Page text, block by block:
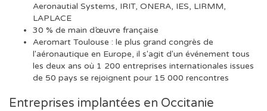
Aeronautial Systems, IRIT, ONERA, IES, LIRMM,
LAPLACE
30 % de main d’œuvre française
Aeromart Toulouse : le plus grand congrès de
l'aéronautique en Europe, il s'agit d'un événement tous
les deux ans où 1 200 entreprises internationales issues
de 50 pays se rejoignent pour 15 000 rencontres
Entreprises implantées en Occitanie